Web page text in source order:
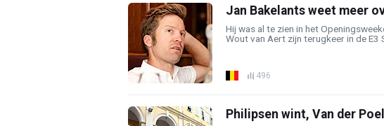
Jan Bakelants weet meer
Hij was al te zien in het
Wout van Aert zijn terugkeer in de E3
496
Philipsen wint, Van der